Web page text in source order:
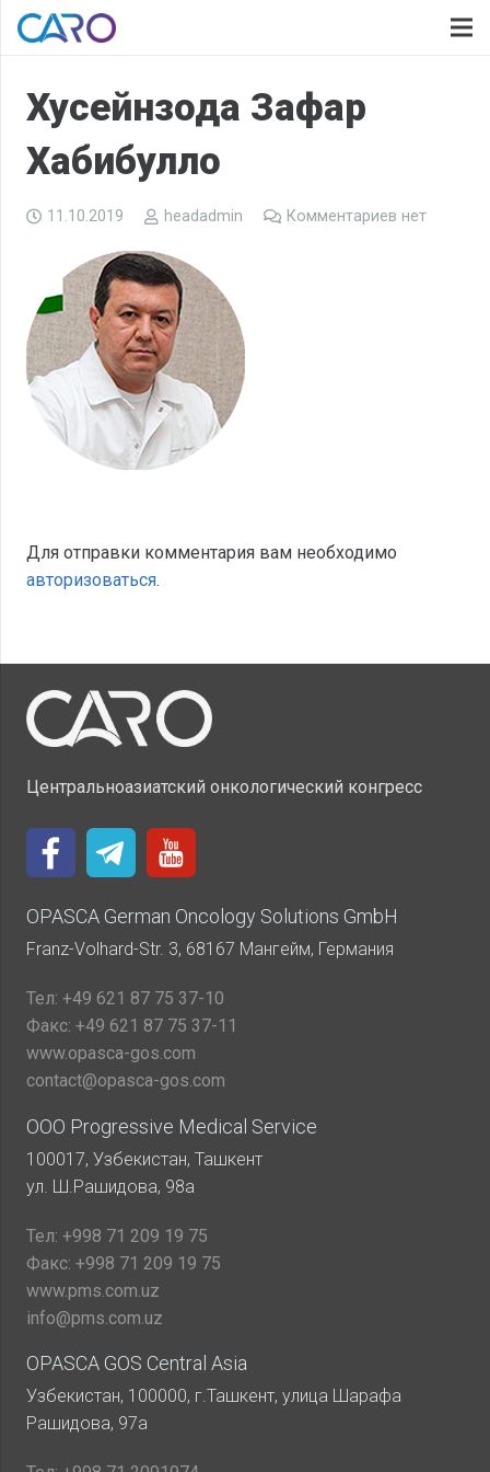
Хусейнзода Зафар
Хабибулло
11.10.2019 headadmin Комментариев нет
Для отправки комментария вам необходимо
авторизоваться.
Центральноазиатский онкологический конгресс
OPASCA German Oncology Solutions GmbH
Franz-Volhard-Str. 3, 68167 Мангейм, Германия
Тел: +49 621 87 75 37-10
Факс: +49 621 87 75 37-11
www.opasca-gos.com
contact@opasca-gos.com
ООО Progressive Medical Service
100017, Узбекистан, Ташкент
ул. Ш.Рашидова, 98а
Тел: +998 71 209 19 75
Факс: +998 71 209 19 75
www.pms.com.uz
info@pms.com.uz
OPASCA GOS Central Asia
Узбекистан, 100000, г.Ташкент, улица Шарафа
Рашидова, 97а